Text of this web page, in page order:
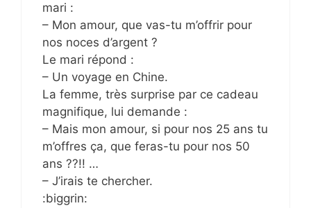
mari :
– Mon amour, que vas-tu m’offrir pour
nos noces d’argent ?
Le mari répond :
– Un voyage en Chine.
La femme, très surprise par ce cadeau
magnifique, lui demande :
– Mais mon amour, si pour nos 25 ans tu
m’offres ça, que feras-tu pour nos 50
ans ??!! …
– J’irais te chercher.
:biggrin: